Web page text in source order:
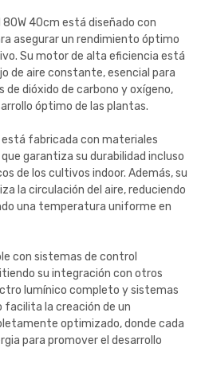
40cm está diseñado con
asegurar un rendimiento óptimo
Su motor de alta eficiencia está
de aire constante, esencial para
dióxido de carbono y oxígeno,
óptimo de las plantas.
fabricada con materiales
garantiza su durabilidad incluso
de los cultivos indoor. Además, su
la circulación del aire, reduciendo
una temperatura uniforme en
con sistemas de control
su integración con otros
lumínico completo y sistemas
la creación de un
optimizado, donde cada
para promover el desarrollo